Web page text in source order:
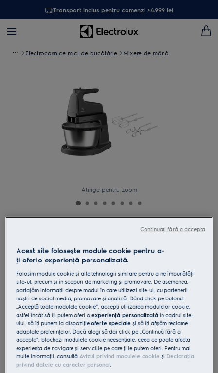
Transport inclus pentru comenzi >4.999 lei
Electrocasnice mici de bucătărie Mixere de mână
Atinge pentru zoom
Beneficii
Mixer vertical puternic pentru rețete tradiționale și pe bază de plante
Performanță în stil profesional cu un motor de 500 W.
5 setări de viteză și funcție Turbo pentru orice tip de mixare.
Instrucţiunile și avertismentele pentru utilizarea în siguranţă a
Acest site folosește module cookie pentru a-
ţi oferi o experienţă personalizată.
Folosim module cookie și alte tehnologii similare pentru a ne îmbunătăţi
site-ul, precum și în scopuri de marketing și promovare. De asemenea,
partajăm informaţii despre modul în care utilizezi site-ul, cu partenerii
noștri de social media, promovare și analiză. Dând click pe butonul
„Acceptă toate modulele cookie”, accepţi utilizarea modulelor cookie,
astfel încât să îţi putem oferi oexperienţă personalizată în cadrul site-
ului, să îţi punem la dispoziţieoferte speciale și să îţi afișăm reclame
adaptate preferinţelor. Dacă alegi să dai click pe „Continuă fără a
accepta”, blochezi modulele cookie neesenţiale, ceea ce poate afecta
experienţa de navigare și serviciile pe care ţi le putem oferi. Pentru mai
multe informaţii, consultă Avizul privind modulele cookie și Declaraţia
privind datele cu caracter personal.
Continuați fără a accepta